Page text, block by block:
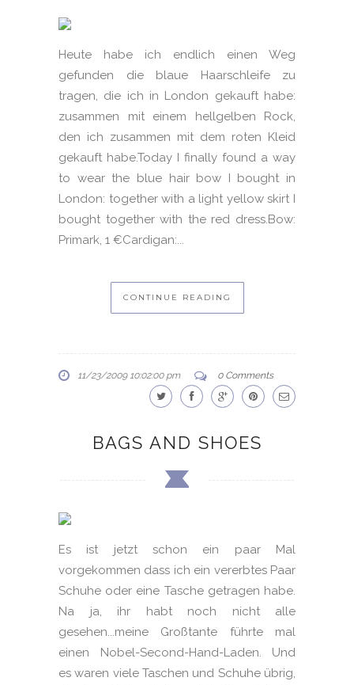
Heute habe ich endlich einen Weg
gefunden die blaue Haarschleife zu
tragen, die ich in London gekauft habe:
zusammen mit einem hellgelben Rock,
den ich zusammen mit dem roten Kleid
gekauft habe.Today I finally found a way
to wear the blue hair bow I bought in
London: together with a light yellow skirt I
bought together with the red dress.Bow:
Primark, 1 €Cardigan:...
CONTINUE READING
11/23/2009 10:02:00 pm 0 Comments
BAGS AND SHOES
Es ist jetzt schon ein paar Mal
vorgekommen dass ich ein vererbtes Paar
Schuhe oder eine Tasche getragen habe.
Na ja, ihr habt noch nicht alle
gesehen...meine Großtante führte mal
einen Nobel-Second-Hand-Laden. Und
es waren viele Taschen und Schuhe übrig,